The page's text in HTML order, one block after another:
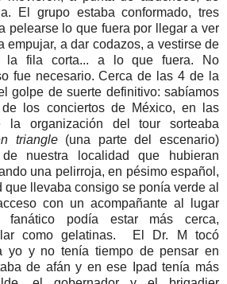
El grupo estaba conformado, tres
pelearse lo que fuera por llegar a ver
empujar, a dar codazos, a vestirse de
la fila corta... a lo que fuera. No
fue necesario. Cerca de las 4 de la
golpe de suerte definitivo: sabíamos
los conciertos de México, en las
la organización del tour sorteaba
triangle(una parte del escenario)
nuestra localidad que hubieran
una pelirroja, en pésimo español,
que llevaba consigo se ponía verde al
con un acompañante al lugar
fanático podía estar más cerca,
como gelatinas. El Dr. M tocó
yo y no tenía tiempo de pensar en
de afán y en ese Ipad tenía más